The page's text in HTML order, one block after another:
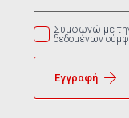
Συμφωνώ με
δεδομένων
Εγγραφή